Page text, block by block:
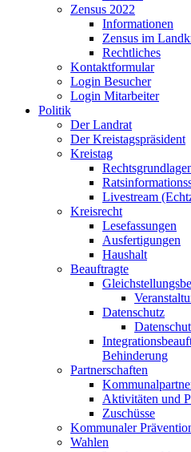
Zensus 2022
Informationen
Zensus im
Rechtliches
Kontaktformular
Login Besucher
Login Mitarbeiter
Politik
Der Landrat
Der Kreistagspräsident
Kreistag
Livestream
Kreisrecht
Lesefassungen
Ausfertigungen
Haushalt
Beauftragte
Datenschutz
Behinderung
Partnerschaften
Aktivitäten und
Zuschüsse
Kommunaler
Wahlen